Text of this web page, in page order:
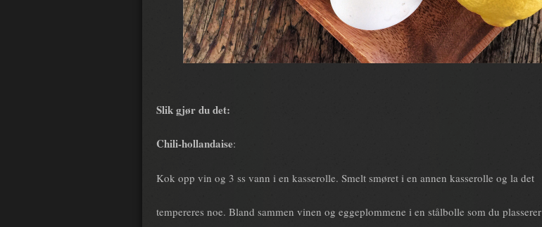
Slik gjør du det:
Chili-hollandaise:
Kok opp vin og 3 ss vann i en kasserolle. Smelt smøret i en annen kasserolle og la det
tempereres noe. Bland sammen vinen og eggeplommene i en stålbolle som du plasserer